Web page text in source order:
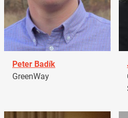
Peter Badík
GreenWay